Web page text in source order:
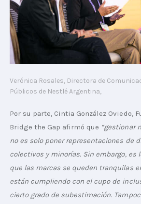
Verónica Rosales, Directora de
Públicos de Nestlé Argentina,
Por su parte, Cintia González Oviedo,
Bridge the Gap afirmó que “gestionar
no es solo poner representaciones de
colectivos y minorías. Sin embargo, es
que las marcas se queden tranquilas
están cumpliendo con el cupo de
cierto grado de subestimación.